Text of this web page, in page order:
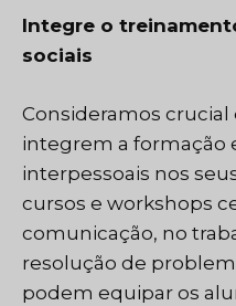
Integre o
sociais
Consideramos
integrem a formação
interpessoais nos
cursos e workshops
comunicação, no
resolução de
podem equipar os